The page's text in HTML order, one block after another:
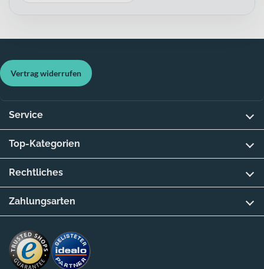
Vertrag widerrufen
Service
Top-Kategorien
Rechtliches
Zahlungsarten